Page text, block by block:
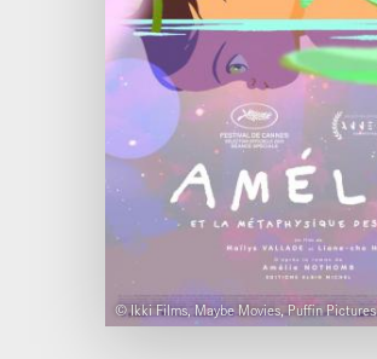
© Ikki Films, Maybe Movies, Puffin Pictures